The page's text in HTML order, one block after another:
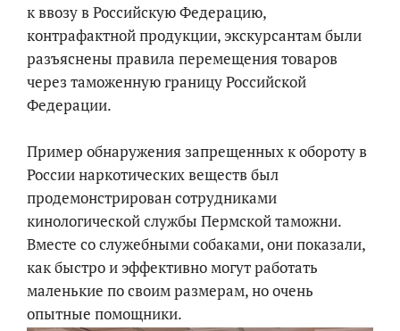
к ввозу в Российскую Федерацию,
контрафактной продукции, экскурсантам были
разъяснены правила перемещения товаров
через таможенную границу Российской
Федерации.
Пример обнаружения запрещенных к обороту в
России наркотических веществ был
продемонстрирован сотрудниками
кинологической службы Пермской таможни.
Вместе со служебными собаками, они показали,
как быстро и эффективно могут работать
маленькие по своим размерам, но очень
опытные помощники.